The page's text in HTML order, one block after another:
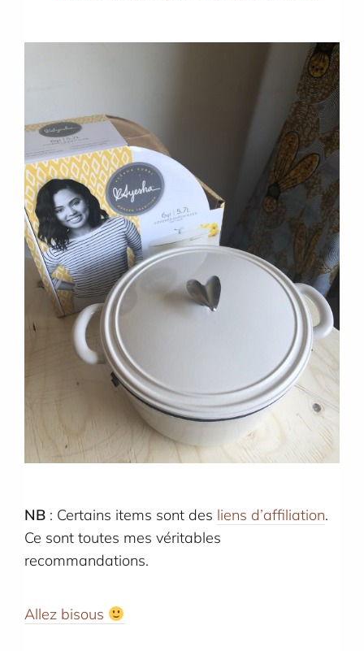
NB : Certains items sont des liens d’affiliation.
Ce sont toutes mes véritables
recommandations.
Allez bisous